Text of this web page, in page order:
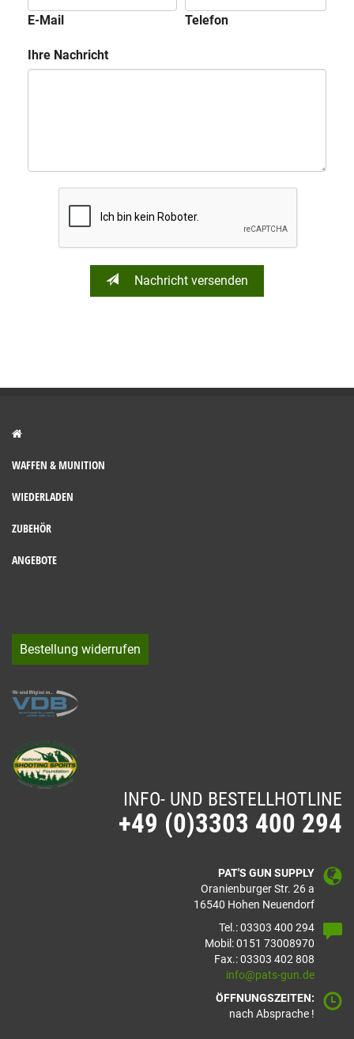
E-Mail Telefon
Ihre Nachricht
Nachricht versenden
WAFFEN & MUNITION
WIEDERLADEN
ZUBEHÖR
ANGEBOTE
Bestellung widerrufen
INFO- UND BESTELLHOTLINE
+49 (0)3303 400 294
PAT'S GUN SUPPLY
Oranienburger Str. 26 a
16540 Hohen Neuendorf
Tel.: 03303 400 294
Mobil: 0151 73008970
Fax.: 03303 402 808
info@pats-gun.de
ÖFFNUNGSZEITEN:
nach Absprache !